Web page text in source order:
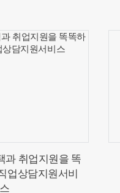
과 취업지원을 똑
업상담지원서비
스